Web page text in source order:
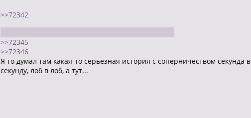
>>72342
>>72345
>>72346
Я то думал там какая-то серьезная история с соперничеством секунда в
секунду, лоб в лоб, а тут...